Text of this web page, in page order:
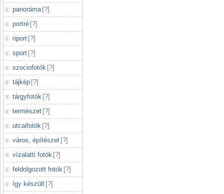
panoráma [?]
portré [?]
riport [?]
sport [?]
szociofotók [?]
tájkép [?]
tárgyfotók [?]
természet [?]
utcaifotók [?]
város, építészet [?]
vízalatti fotók [?]
feldolgozott fotók [?]
így készült [?]